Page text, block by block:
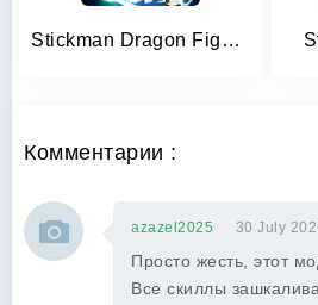
Stickman Dragon Fight - Super
Комментарии :
azazel2025 30 July
Просто жесть, этот
Все скиллы